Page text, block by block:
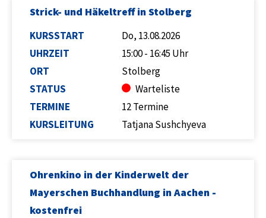
Strick- und Häkeltreff in Stolberg
KURSSTART
UHRZEIT
ORT
STATUS
TERMINE
KURSLEITUNG
Do, 13.08.2026
15:00 - 16:45 Uhr
Stolberg
Warteliste
12 Termine
Tatjana Sushchyeva
Ohrenkino in der Kinderwelt der
Mayerschen Buchhandlung in Aachen -
kostenfrei